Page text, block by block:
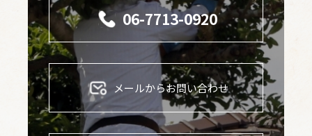
06-7713-0920
メールからお問い合わせ